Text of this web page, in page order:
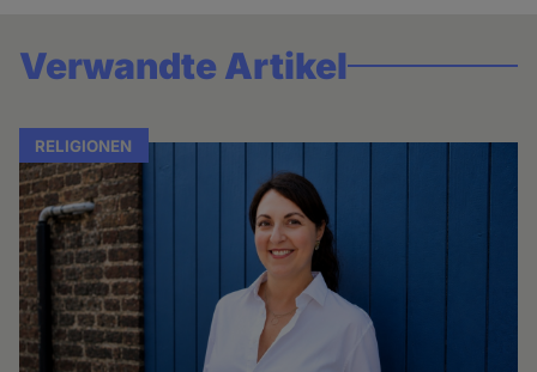
Verwandte Artikel
RELIGIONEN